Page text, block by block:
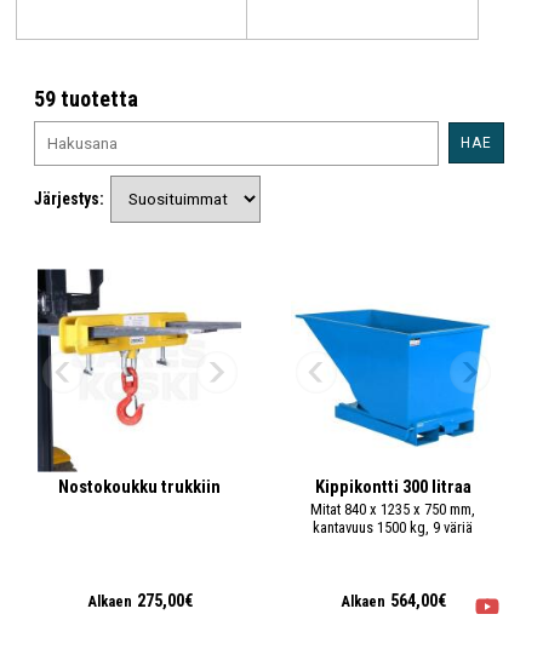
59 tuotetta
HAE
Järjestys:
Nostokoukku trukkiin
Alkaen 275,00€
Kippikontti 300 litraa
Mitat 840 x 1235 x 750 mm,
kantavuus 1500 kg, 9 väriä
Alkaen 564,00€